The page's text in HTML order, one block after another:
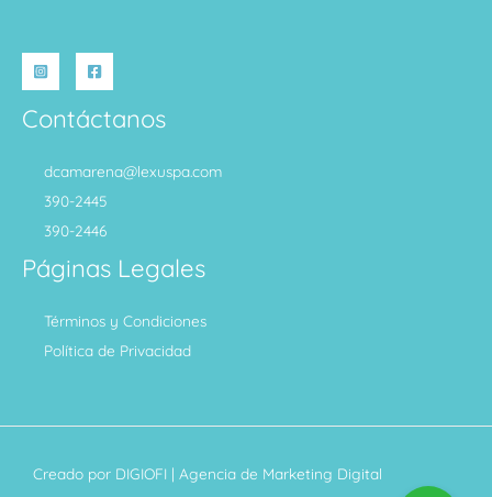
Contáctanos
dcamarena@lexuspa.com
390-2445
390-2446
Páginas Legales
Términos y Condiciones
Política de Privacidad
Creado por DIGIOFI | Agencia de Marketing Digital